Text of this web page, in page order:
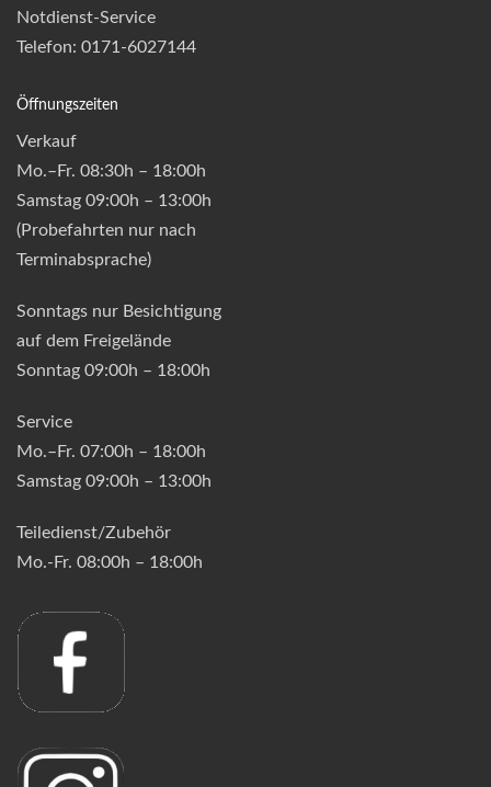
Notdienst-Service
Telefon: 0171-6027144
Öffnungszeiten
Verkauf
Mo.–Fr. 08:30h – 18:00h
Samstag 09:00h – 13:00h
(Probefahrten nur nach
Terminabsprache)
Sonntags nur Besichtigung
auf dem Freigelände
Sonntag 09:00h – 18:00h
Service
Mo.–Fr. 07:00h – 18:00h
Samstag 09:00h – 13:00h
Teiledienst/Zubehör
Mo.-Fr. 08:00h – 18:00h